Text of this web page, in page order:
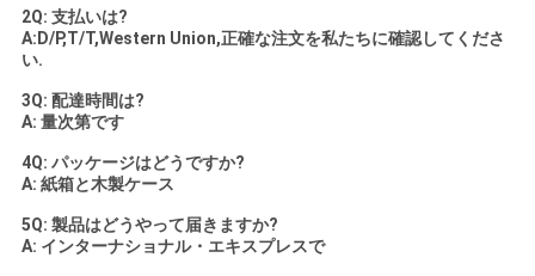
2Q: 支払いは?
A:D/P,T/T,Western Union,正確な注文を私たちに確認してくださ
い.
3Q: 配達時間は?
A: 量次第です
4Q: パッケージはどうですか?
A: 紙箱と木製ケース
5Q: 製品はどうやって届きますか?
A: インターナショナル・エキスプレスで